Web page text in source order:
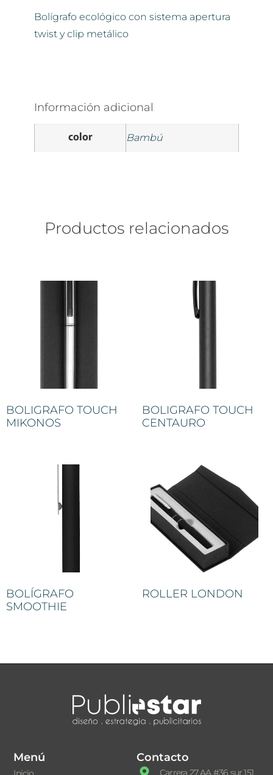
Bolígrafo ecológico con sistema apertura
twist y clip metálico
Información adicional
color Bambú
Productos relacionados
BOLIGRAFO TOUCH
MIKONOS
BOLIGRAFO TOUCH
CENTAURO
BOLÍGRAFO
SMOOTHIE
ROLLER LONDON
Menú Contacto
Carrera 27 AA #36 sur 151